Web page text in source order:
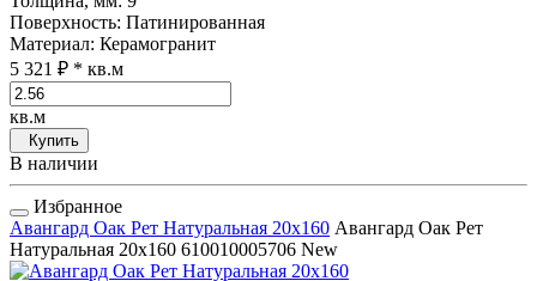
Поверхность: Патинированная
Материал: Керамогранит
5 321 ₽ * кв.м
кв.м
Купить
В наличии
Избранное
Авангард Оак Рет Натуральная 20x160 Авангард Оак Рет
Натуральная 20x160 610010005706 New